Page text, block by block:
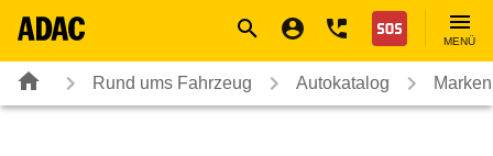
Nothilfe
MENÜ
Rund ums Fahrzeug Autokatalog